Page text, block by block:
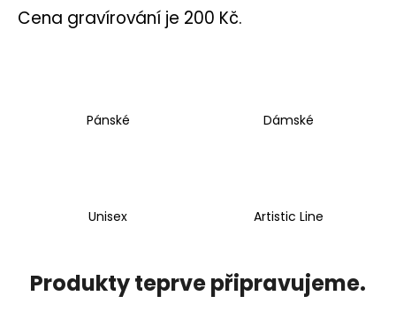
Cena gravírování je 200 Kč.
Pánské Dámské
Unisex Artistic Line
Produkty teprve připravujeme.